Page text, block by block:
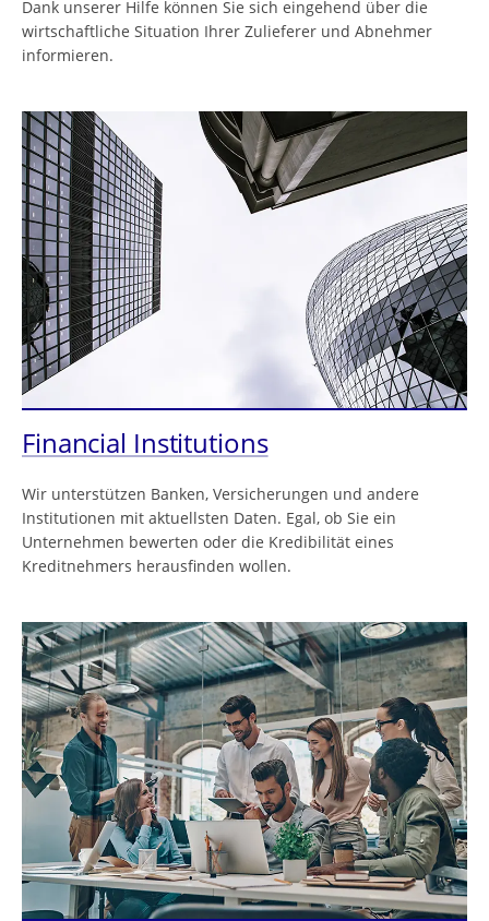
Dank unserer Hilfe können Sie sich eingehend über die
wirtschaftliche Situation Ihrer Zulieferer und Abnehmer
informieren.
Financial Institutions
Wir unterstützen Banken, Versicherungen und andere
Institutionen mit aktuellsten Daten. Egal, ob Sie ein
Unternehmen bewerten oder die Kredibilität eines
Kreditnehmers herausfinden wollen.